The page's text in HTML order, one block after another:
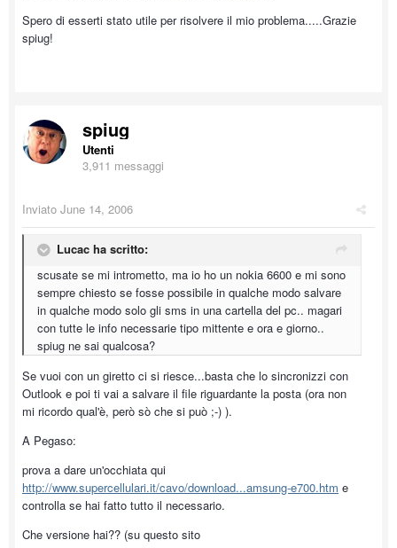
Spero di esserti stato utile per risolvere il mio problema.....Grazie
spiug!
spiug
Utenti
3,911 messaggi
Inviato June 14, 2006
Lucac ha scritto:
scusate se mi intrometto, ma io ho un nokia 6600 e mi sono
sempre chiesto se fosse possibile in qualche modo salvare
in qualche modo solo gli sms in una cartella del pc.. magari
con tutte le info necessarie tipo mittente e ora e giorno..
spiug ne sai qualcosa?
Se vuoi con un giretto ci si riesce...basta che lo sincronizzi con
Outlook e poi ti vai a salvare il file riguardante la posta (ora non
mi ricordo qual'è, però sò che si può ;-) ).
A Pegaso:
prova a dare un'occhiata qui
http://www.supercellulari.it/cavo/download...amsung-e700.htm e
controlla se hai fatto tutto il necessario.
Che versione hai?? (su questo sito